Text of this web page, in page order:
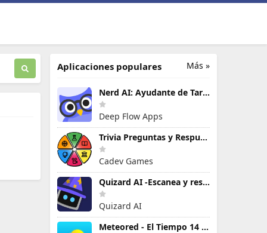
Más »
Aplicaciones populares
Nerd AI: Ayudante de Tareas IA
Deep Flow Apps
Trivia Preguntas y Respuestas
Cadev Games
Quizard AI -Escanea y resuelve
Quizard AI
Meteored - El Tiempo 14 Días